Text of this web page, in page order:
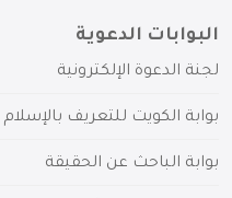
البوابات الدعوية
لجنة الدعوة الإلكترونية
بوابة الكويت للتعريف بالإسلام
بوابة الباحث عن الحقيقة